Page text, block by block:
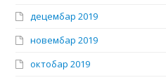
децембар 2019
новембар 2019
октобар 2019